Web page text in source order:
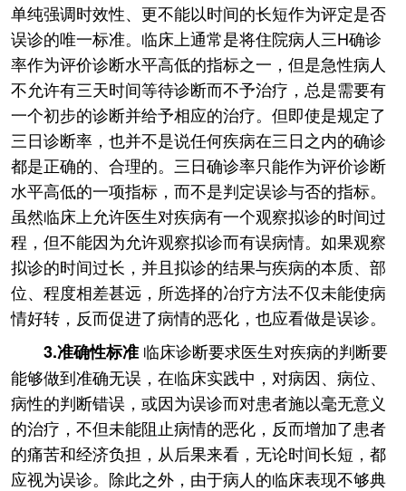
单纯强调时效性、更不能以时间的长短作为评定是否
误诊的唯一标准。临床上通常是将住院病人三H确诊
率作为评价诊断水平高低的指标之一，但是急性病人
不允许有三天时间等待诊断而不予治疗，总是需要有
一个初步的诊断并给予相应的治疗。但即使是规定了
三日诊断率，也并不是说任何疾病在三日之内的确诊
都是正确的、合理的。三日确诊率只能作为评价诊断
水平高低的一项指标，而不是判定误诊与否的指标。
虽然临床上允许医生对疾病有一个观察拟诊的时间过
程，但不能因为允许观察拟诊而有误病情。如果观察
拟诊的时间过长，并且拟诊的结果与疾病的本质、部
位、程度相差甚远，所选择的冶疗方法不仅未能使病
情好转，反而促进了病情的恶化，也应看做是误诊。
3.准确性标准 临床诊断要求医生对疾病的判断要
能够做到准确无误，在临床实践中，对病因、病位、
病性的判断错误，或因为误诊而对患者施以毫无意义
的治疗，不但未能阻止病情的恶化，反而增加了患者
的痛苦和经济负担，从后果来看，无论时间长短，都
应视为误诊。除此之外，由于病人的临床表现不够典